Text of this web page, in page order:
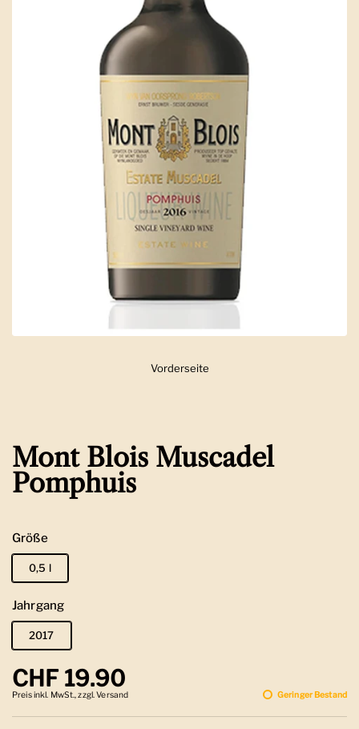
Zeige Folie 1
Vorderseite
Mont Blois Muscadel
Pomphuis
Größe
0,5 l
Jahrgang
2017
Regulärer Preis
CHF 19.90
Preis inkl. MwSt., zzgl. Versand Geringer Bestand